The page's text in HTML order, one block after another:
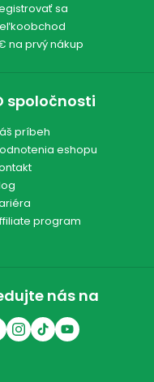
sa
na prvý nákup
spoločnosti
príbeh
eshopu
program
nás na